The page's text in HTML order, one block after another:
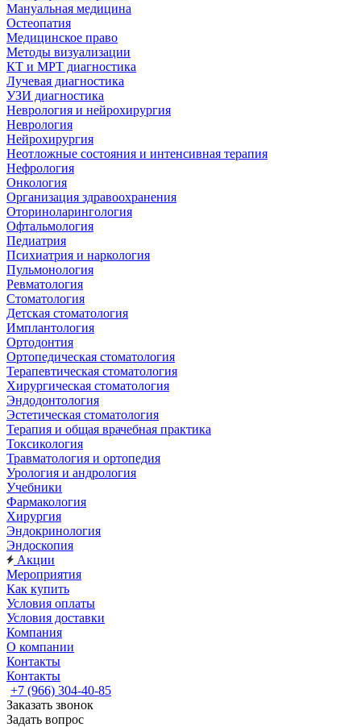
Мануальная медицина
Остеопатия
Медицинское право
Методы визуализации
КТ и МРТ диагностика
Лучевая диагностика
УЗИ диагностика
Неврология и нейрохирургия
Неврология
Нейрохирургия
Неотложные состояния и интенсивная терапия
Нефрология
Онкология
Организация здравоохранения
Оториноларингология
Офтальмология
Педиатрия
Психиатрия и наркология
Пульмонология
Ревматология
Стоматология
Детская стоматология
Имплантология
Ортодонтия
Ортопедическая стоматология
Терапевтическая стоматология
Хирургическая стоматология
Эндодонтология
Эстетическая стоматология
Терапия и общая врачебная практика
Токсикология
Травматология и ортопедия
Урология и андрология
Учебники
Фармакология
Хирургия
Эндокринология
Эндоскопия
Акции
Мероприятия
Как купить
Условия оплаты
Условия доставки
Компания
О компании
Контакты
Контакты
+7 (966) 304-40-85
Заказать звонок
Задать вопрос